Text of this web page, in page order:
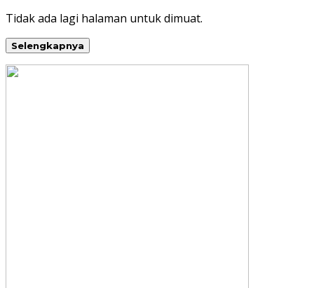
Tidak ada lagi halaman untuk dimuat.
Selengkapnya